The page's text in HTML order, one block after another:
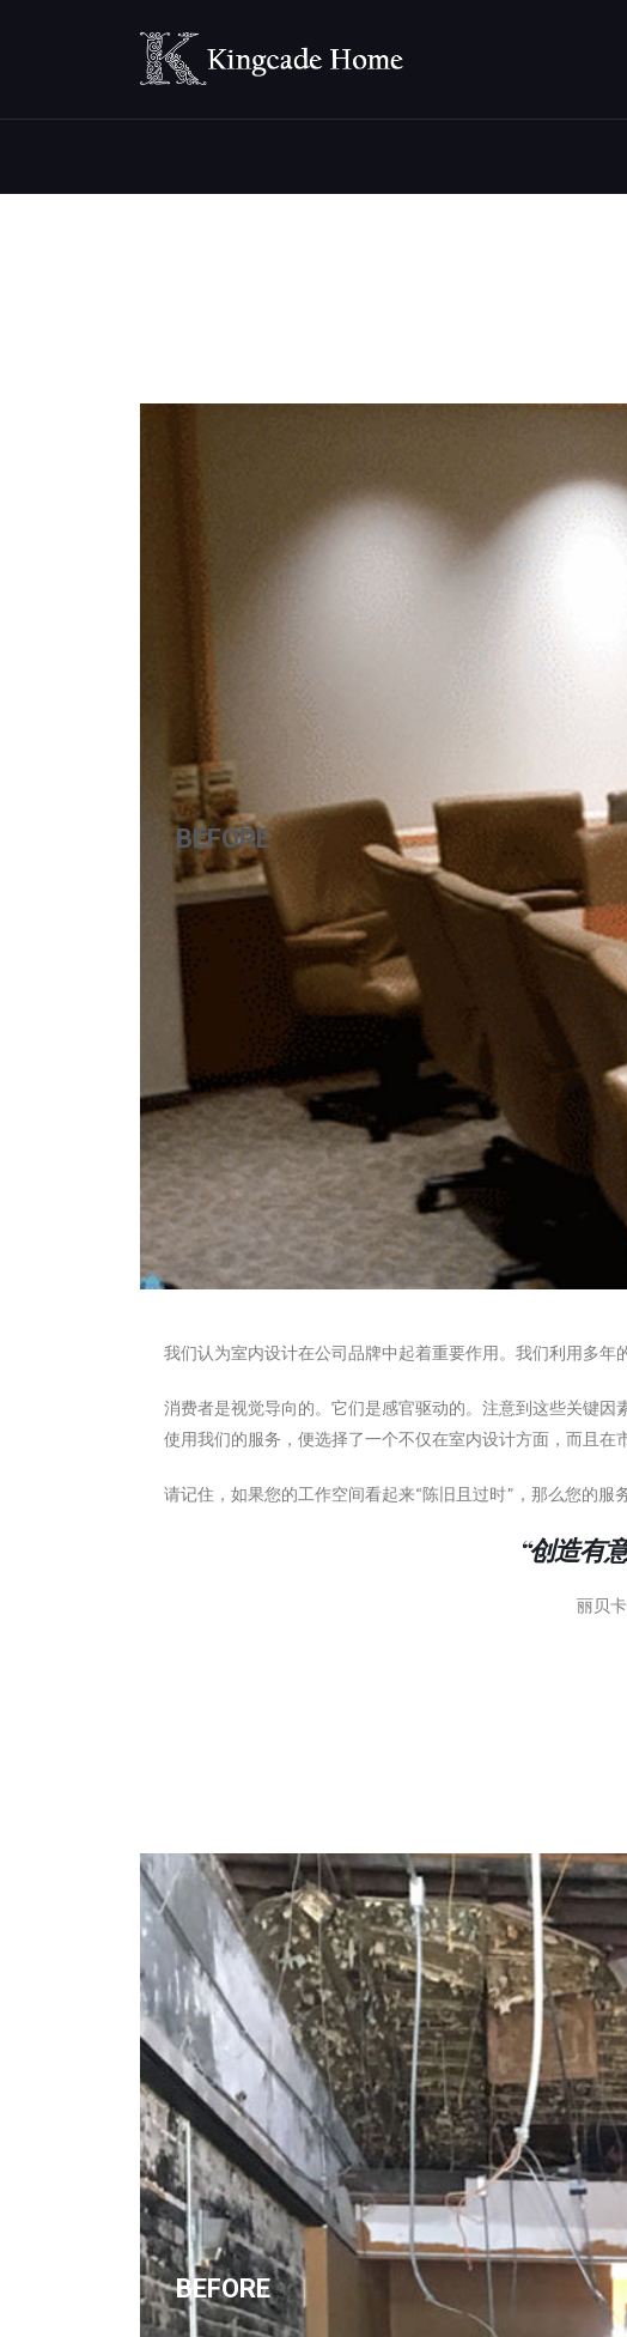
BEFORE
我们认为室内设计在公司品牌中起着重要作用。我们利用多
消费者是视觉导向的。它们是感官驱动的。注意到这些关键
使用我们的服务，便选择了一个不仅在室内设计方面，而且在
请记住，如果您的工作空间看起来“陈旧且过时”，那么您的服
“创造有
丽贝
BEFORE